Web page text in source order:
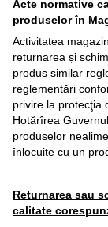
Acte normative
produselor în
Activitatea
returnarea și
produs similar
reglementări
privire la protecţia
Hotărîrea
produselor
înlocuite cu un
Returnarea sau
calitate